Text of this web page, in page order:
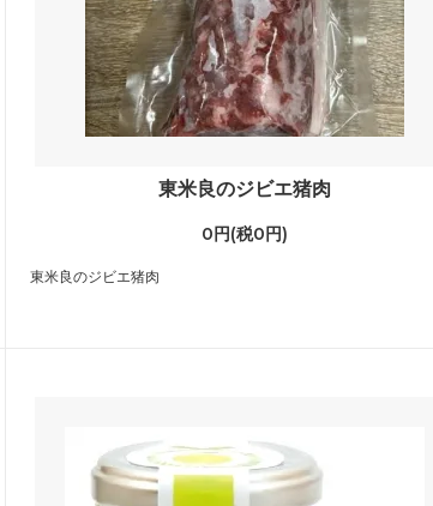
東米良のジビエ猪肉
0円(税0円)
東米良のジビエ猪肉